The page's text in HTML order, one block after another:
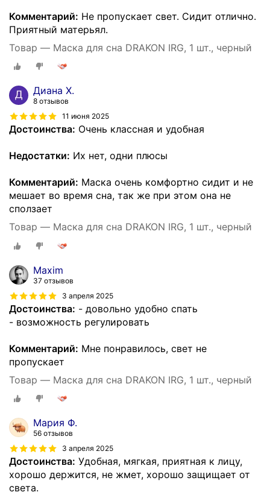
Комментарий: Не пропускает свет. Сидит отлично.
Приятный матерьял.
Товар — Маска для сна DRAKON IRG, 1 шт., черный
Диана Х.
8 отзывов
11 июня 2025
Достоинства: Очень классная и удобная
Недостатки: Их нет, одни плюсы
Комментарий: Маска очень комфортно сидит и не
мешает во время сна, так же при этом она не
сползает
Товар — Маска для сна DRAKON IRG, 1 шт., черный
Maxim
37 отзывов
3 апреля 2025
Достоинства: - довольно удобно спать
- возможность регулировать
Комментарий: Мне понравилось, свет не
пропускает
Товар — Маска для сна DRAKON IRG, 1 шт., черный
Мария Ф.
56 отзывов
3 апреля 2025
Достоинства: Удобная, мягкая, приятная к лицу,
хорошо держится, не жмет, хорошо защищает от
света.